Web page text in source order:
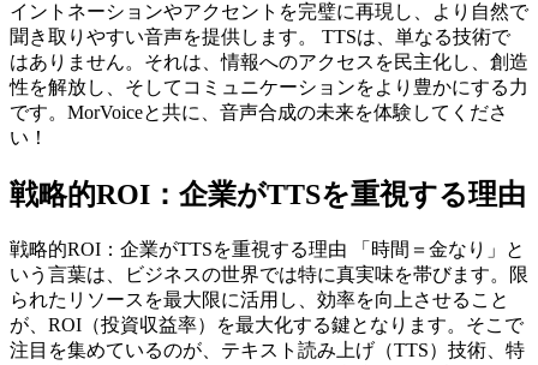
イントネーションやアクセントを完璧に再現し、より自然で
聞き取りやすい音声を提供します。 TTSは、単なる技術で
はありません。それは、情報へのアクセスを民主化し、創造
性を解放し、そしてコミュニケーションをより豊かにする力
です。MorVoiceと共に、音声合成の未来を体験してくださ
い！
戦略的ROI：企業がTTSを重視する理由
戦略的ROI：企業がTTSを重視する理由 「時間＝金なり」と
いう言葉は、ビジネスの世界では特に真実味を帯びます。限
られたリソースを最大限に活用し、効率を向上させること
が、ROI（投資収益率）を最大化する鍵となります。そこで
注目を集めているのが、テキスト読み上げ（TTS）技術、特